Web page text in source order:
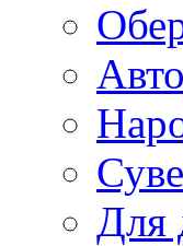
Для